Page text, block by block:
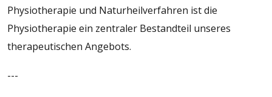
Physiotherapie und Naturheilverfahren ist die
Physiotherapie ein zentraler Bestandteil unseres
therapeutischen Angebots.
---